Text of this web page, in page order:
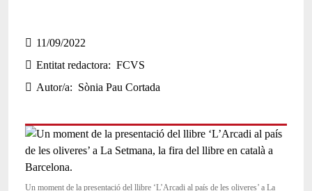
11/09/2022
Entitat redactora
FCVS
Autor/a
Sònia Pau Cortada
Un moment de la presentació del llibre ‘L’Arcadi al país de les oliveres’ a La